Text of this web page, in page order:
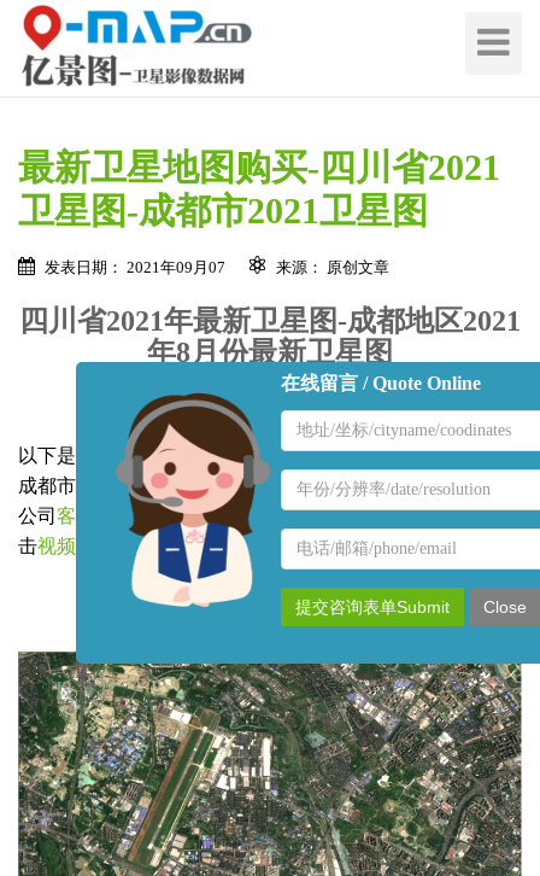
切
导
最新卫星地图购买-四川省2021
卫星图-成都市2021卫星图
发表日期： 2021年09月07 来源： 原创文章
四川省2021年最新卫星图-成都地区2021
年8月份最新卫星图
以下是 四川省20201最新卫星图
，拍摄于2021年8月份，位于
成都市周边区域。购买 四川省高清卫星图请联系北京亿景图
公司 客服人员，查询其他地市卫星图可在线留言给我们，点
击视频介绍 在线搜索查看更多内容
在线留言 / Quote Online
地
区
称
区
称
系
方
式
提交咨询表单Submit Close